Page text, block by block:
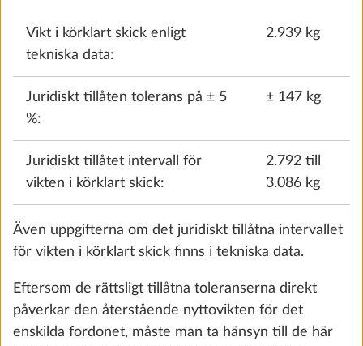
2 000 kg, med teknisk ändring för enaxligt
fordon, inkl. lättmetallfälgar i svart
14,0 kg
17 180 kr
Vikt i körklart skick enligt
tekniska data:
2.939 kg
Juridiskt tillåten tolerans på ± 5
%:
± 147 kg
Juridiskt tillåtet intervall för
vikten i körklart skick:
2.792 till
3.086 kg
Även uppgifterna om det juridiskt tillåtna intervallet
för vikten i körklart skick finns i tekniska data.
Eftersom de rättsligt tillåtna toleranserna direkt
påverkar den återstående nyttovikten för det
enskilda fordonet, måste man ta hänsyn till de här